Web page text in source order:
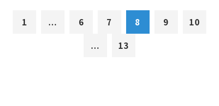
1 ... 6 7 8 9
10
...
13